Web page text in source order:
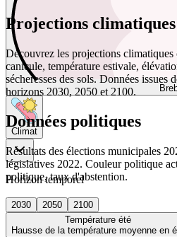
Climat
Horizon temporel
2030 2050
2100
Température été
Hausse de la température moyenne en
Projections
Découvrez les projections climatiques
canicule, température estivale,
sécheresses des sols. Données
horizons 2030, 2050 et 2100.
Données politiques
Résultats des élections municipales
législatives 2022. Couleur politique
politique, taux d'abstention.